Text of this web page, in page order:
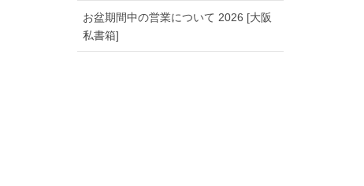
お盆期間中の営業について 2026 [大阪
私書箱]